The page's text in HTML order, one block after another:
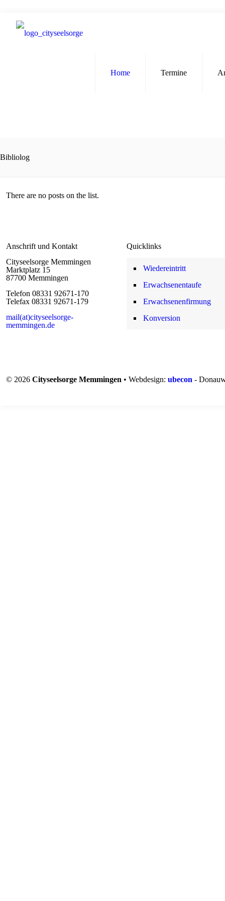
Home Termine
Bibliolog
There are no posts on the list.
Anschrift und Kontakt
Cityseelsorge Memmingen
Marktplatz 15
87700 Memmingen
Telefon 08331 92671-170
Telefax 08331 92671-179
mail(at)cityseelsorge-
memmingen.de
Quicklinks
Wiedereintritt
Erwachsenentaufe
Erwachsenenfirmung
Konversion
© 2026 Cityseelsorge Memmingen • Webdesign: ubecon -